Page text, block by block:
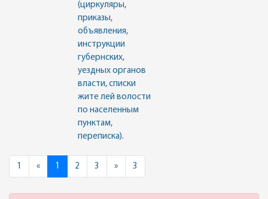
(циркуляры,
приказы,
объявления,
инструкции
губернских,
уездных органов
власти, списки
жите лей волости
по населенным
пунктам,
переписка).
1 «Previous
1 2 3 »Next3